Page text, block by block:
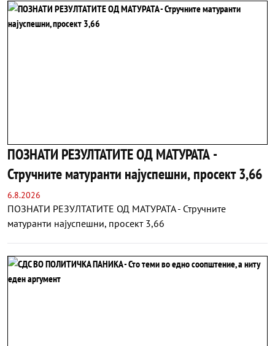
ПОЗНАТИ РЕЗУЛТАТИТЕ ОД МАТУРАТА -
Стручните матуранти најуспешни, просект 3,66
6.8.2026
ПОЗНАТИ РЕЗУЛТАТИТЕ ОД МАТУРАТА - Стручните
матуранти најуспешни, просект 3,66